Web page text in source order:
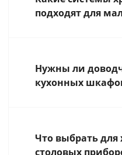
подходят для
Нужны ли
кухонных
Что выбрать для
столовых